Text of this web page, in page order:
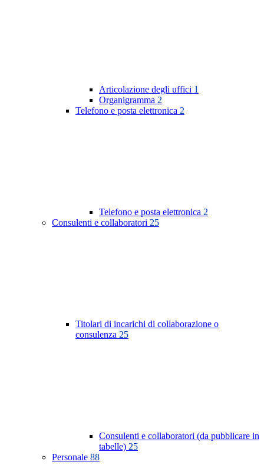
Articolazione degli uffici 1
Organigramma 2
Telefono e posta elettronica 2
Telefono e posta elettronica 2
Consulenti e collaboratori 25
Titolari di incarichi di collaborazione o
consulenza 25
Consulenti e collaboratori (da pubblicare in
tabelle) 25
Personale 88